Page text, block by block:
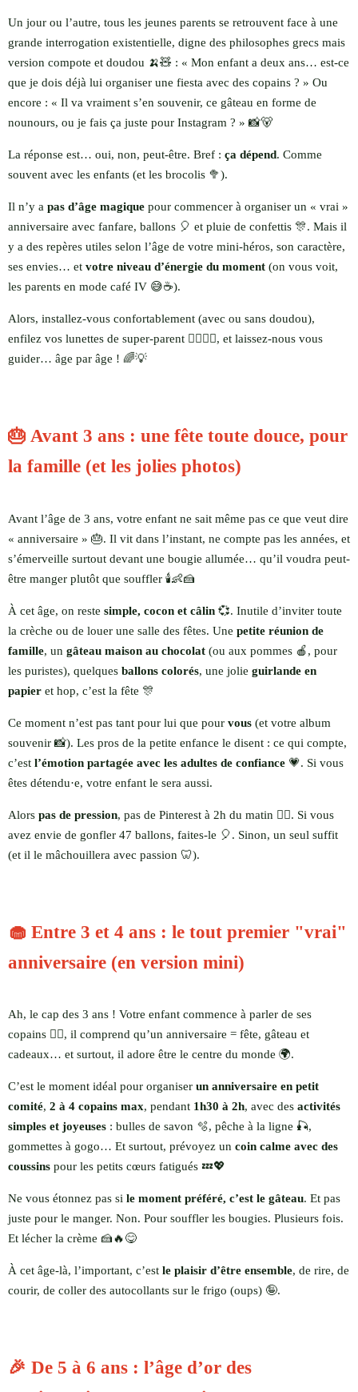
Un jour ou l’autre, tous les jeunes parents se retrouvent face à une
grande interrogation existentielle, digne des philosophes grecs mais
version compote et doudou 🍌🧸 : « Mon enfant a deux ans… est-ce
que je dois déjà lui organiser une fiesta avec des copains ? » Ou
encore : « Il va vraiment s’en souvenir, ce gâteau en forme de
nounours, ou je fais ça juste pour Instagram ? » 📸🐻
La réponse est… oui, non, peut-être. Bref : ça dépend. Comme
souvent avec les enfants (et les brocolis 🥦).
Il n’y a pas d’âge magique pour commencer à organiser un « vrai »
anniversaire avec fanfare, ballons 🎈 et pluie de confettis 🎊. Mais il
y a des repères utiles selon l’âge de votre mini-héros, son caractère,
ses envies… et votre niveau d’énergie du moment (on vous voit,
les parents en mode café IV 😅☕).
Alors, installez-vous confortablement (avec ou sans doudou),
enfilez vos lunettes de super-parent 🦸‍♀️🦸‍♂️, et laissez-nous vous
guider… âge par âge ! 🌈💡
🎂 Avant 3 ans : une fête toute douce, pour
la famille (et les jolies photos)
Avant l’âge de 3 ans, votre enfant ne sait même pas ce que veut dire
« anniversaire » 🎂. Il vit dans l’instant, ne compte pas les années, et
s’émerveille surtout devant une bougie allumée… qu’il voudra peut-
être manger plutôt que souffler 🕯️👶🍰
À cet âge, on reste simple, cocon et câlin 💞. Inutile d’inviter toute
la crèche ou de louer une salle des fêtes. Une petite réunion de
famille, un gâteau maison au chocolat (ou aux pommes 🍎, pour
les puristes), quelques ballons colorés, une jolie guirlande en
papier et hop, c’est la fête 🎊
Ce moment n’est pas tant pour lui que pour vous (et votre album
souvenir 📸). Les pros de la petite enfance le disent : ce qui compte,
c’est l’émotion partagée avec les adultes de confiance 💗. Si vous
êtes détendu·e, votre enfant le sera aussi.
Alors pas de pression, pas de Pinterest à 2h du matin 🙅‍♀️. Si vous
avez envie de gonfler 47 ballons, faites-le 🎈. Sinon, un seul suffit
(et il le mâchouillera avec passion 🦷).
🧁 Entre 3 et 4 ans : le tout premier "vrai"
anniversaire (en version mini)
Ah, le cap des 3 ans ! Votre enfant commence à parler de ses
copains 👯‍♂️, il comprend qu’un anniversaire = fête, gâteau et
cadeaux… et surtout, il adore être le centre du monde 🌍.
C’est le moment idéal pour organiser un anniversaire en petit
comité, 2 à 4 copains max, pendant 1h30 à 2h, avec des activités
simples et joyeuses : bulles de savon 🫧, pêche à la ligne 🎣,
gommettes à gogo… Et surtout, prévoyez un coin calme avec des
coussins pour les petits cœurs fatigués 💤💖
Ne vous étonnez pas si le moment préféré, c’est le gâteau. Et pas
juste pour le manger. Non. Pour souffler les bougies. Plusieurs fois.
Et lécher la crème 🍰🔥😋
À cet âge-là, l’important, c’est le plaisir d’être ensemble, de rire, de
courir, de coller des autocollants sur le frigo (oups) 🤪.
🎉 De 5 à 6 ans : l’âge d’or des